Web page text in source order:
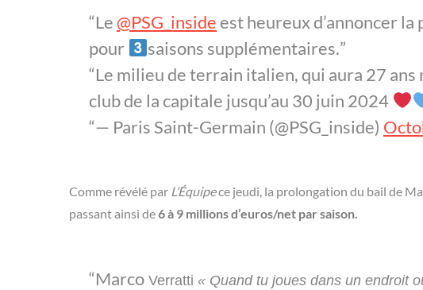
Le @PSG_inside est heureux d’annoncer
pour
saisons supplémentaires.
Le milieu de terrain italien, qui aura 27
club de la capitale jusqu’au 30 juin 2024
— Paris Saint-Germain (@PSG_inside)
Comme révélé par L’Équipece jeudi, la prolongation du bail de
passant ainsi de6 à 9 millions d’euros/net par saison.
Marco Verratti « Quand tu joues dans un endroit